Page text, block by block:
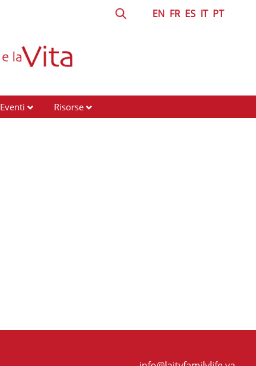
EN FR ES IT PT
Eventi Risorse